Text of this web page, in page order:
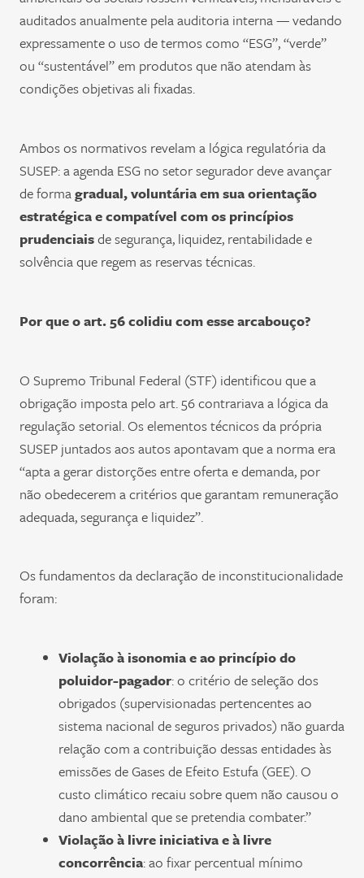
auditados anualmente pela auditoria interna — vedando
expressamente o uso de termos como “ESG”, “verde”
ou “sustentável” em produtos que não atendam às
condições objetivas ali fixadas.
Ambos os normativos revelam a lógica regulatória da
SUSEP: a agenda ESG no setor segurador deve avançar
de formagradual, voluntária em sua orientação
estratégica e compatível com os princípios
prudenciaisde segurança, liquidez, rentabilidade e
solvência que regem as reservas técnicas.
Por que o art. 56 colidiu com esse arcabouço?
O Supremo Tribunal Federal (STF) identificou que a
obrigação imposta pelo art. 56 contrariava a lógica da
regulação setorial. Os elementos técnicos da própria
SUSEP juntados aos autos apontavam que a norma era
“apta a gerar distorções entre oferta e demanda, por
não obedecerem a critérios que garantam remuneração
adequada, segurança e liquidez”.
Os fundamentos da declaração de inconstitucionalidade
foram:
Violação à isonomia e ao princípio do
poluidor-pagador: o critério de seleção dos
obrigados (supervisionadas pertencentes ao
sistema nacional de seguros privados) não guarda
relação com a contribuição dessas entidades às
emissões de Gases de Efeito Estufa (GEE). O
custo climático recaiu sobre quem não causou o
dano ambiental que se pretendia combater.”
Violação à livre iniciativa e à livre
concorrência: ao fixar percentual mínimo